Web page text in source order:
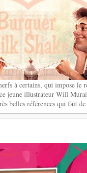
à certains, qui impose le
jeune illustrateur Will
belles références qui fait